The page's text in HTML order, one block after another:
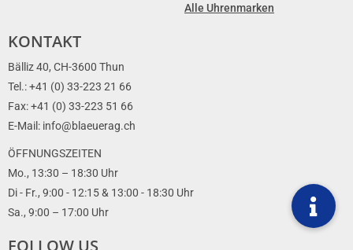
Alle Uhrenmarken
KONTAKT
Bälliz 40, CH-3600 Thun
Tel.: +41 (0) 33-223 21 66
Fax: +41 (0) 33-223 51 66
E-Mail: info@blaeuerag.ch
ÖFFNUNGSZEITEN
Mo., 13:30 – 18:30 Uhr
Di - Fr., 9:00 - 12:15 & 13:00 - 18:30 Uhr
Sa., 9:00 – 17:00 Uhr
FOLLOW US